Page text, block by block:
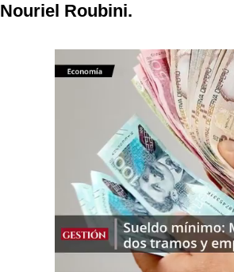
Nouriel Roubini.